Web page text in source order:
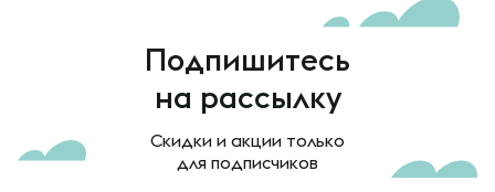
Подпишитесь
на рассылку
Скидки и акции только
для подписчиков